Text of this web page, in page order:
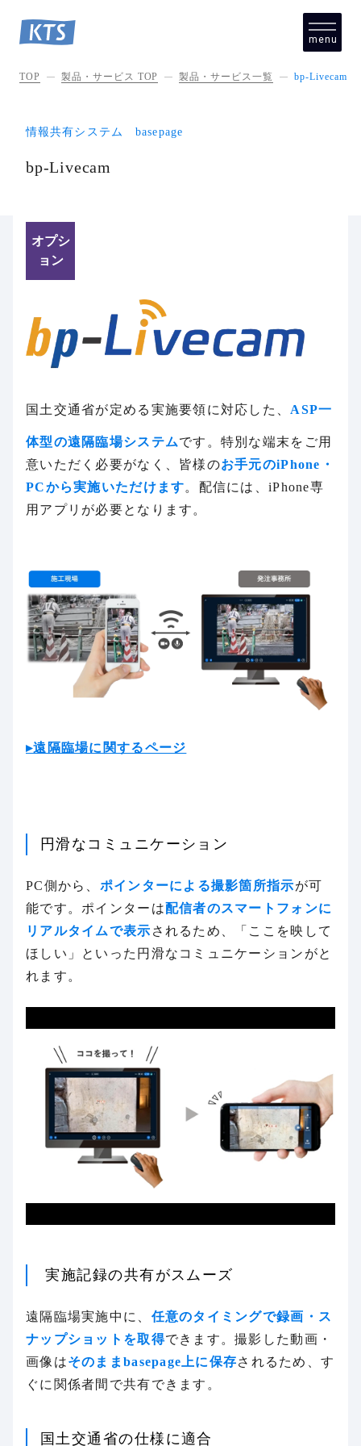
menu
close
TOP 製品・サービス TOP 製品・サービス一覧 bp-Livecam
情報共有システム basepage
bp-Livecam
オプシ
ョン
国土交通省が定める実施要領に対応した、 ASP一
体型の遠隔臨場システムです。特別な端末をご用
意いただく必要がなく、皆様のお手元のiPhone・
PCから実施いただけます。配信には、iPhone専
用アプリが必要となります。
▸遠隔臨場に関するページ
円滑なコミュニケーション
PC側から、 ポインターによる撮影箇所指示が可
能です。ポインターは配信者のスマートフォンに
リアルタイムで表示 されるため、「ここを映して
ほしい」といった円滑なコミュニケーションがと
れます。
実施記録の共有がスムーズ
遠隔臨場実施中に、 任意のタイミングで録画・ス
ナップショットを取得できます。撮影した動画・
画像はそのままbasepage上に保存されるため、す
ぐに関係者間で共有できます。
国土交通省の仕様に適合